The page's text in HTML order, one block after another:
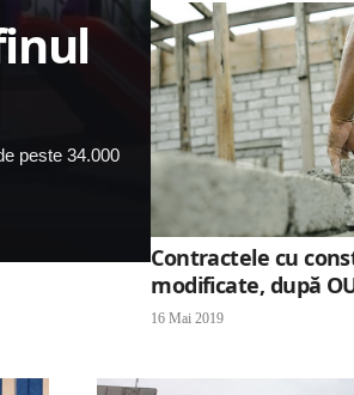
peste 34.000
Contractele cu
modificate, după
16 Mai 2019